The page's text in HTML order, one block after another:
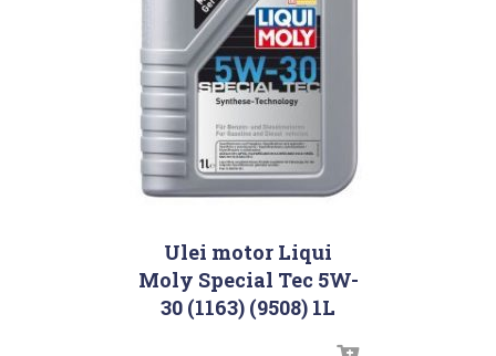
Ulei motor Liqui
Moly Special Tec 5W-
30 (1163) (9508) 1L